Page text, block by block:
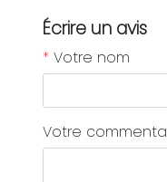
Écrire un avis
* Votre nom
Votre